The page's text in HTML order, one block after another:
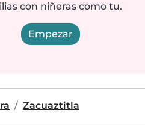
con niñeras como tu.
Empezar
Zacuaztitla